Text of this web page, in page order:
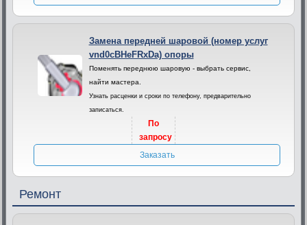
Замена передней шаровой (номер услуг
vnd0cBHeFRxDa) опоры
Поменять переднюю шаровую - выбрать сервис,
найти мастера.
Узнать расценки и сроки по телефону, предварительно
записаться.
По
запросу
Заказать
Ремонт